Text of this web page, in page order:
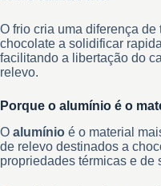
O frio cria uma diferença
chocolate a solidificar
facilitando a libertação do
relevo.
Porque o alumínio é o
O alumínio é o material
de relevo destinados a
propriedades térmicas e de